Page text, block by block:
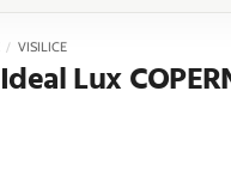
/ VISILICE
Lux